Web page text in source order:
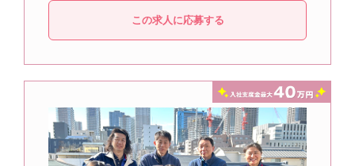
この求人に応募する